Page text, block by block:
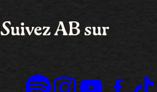
Suivez AB sur